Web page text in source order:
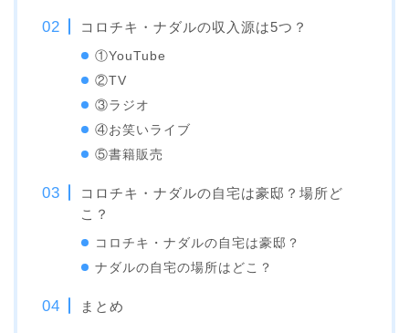
コロチキ・ナダルの収入源は5つ？
①YouTube
②TV
③ラジオ
④お笑いライブ
⑤書籍販売
コロチキ・ナダルの自宅は豪邸？場所ど
こ？
コロチキ・ナダルの自宅は豪邸？
ナダルの自宅の場所はどこ？
まとめ